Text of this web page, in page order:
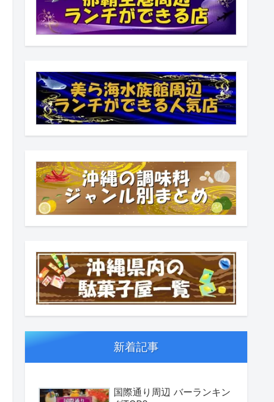
新着記事
国際通り周辺 バーランキン